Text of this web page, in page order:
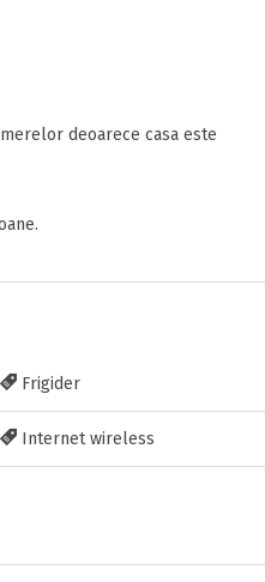
deoarece casa este
Frigider
Internet wireless